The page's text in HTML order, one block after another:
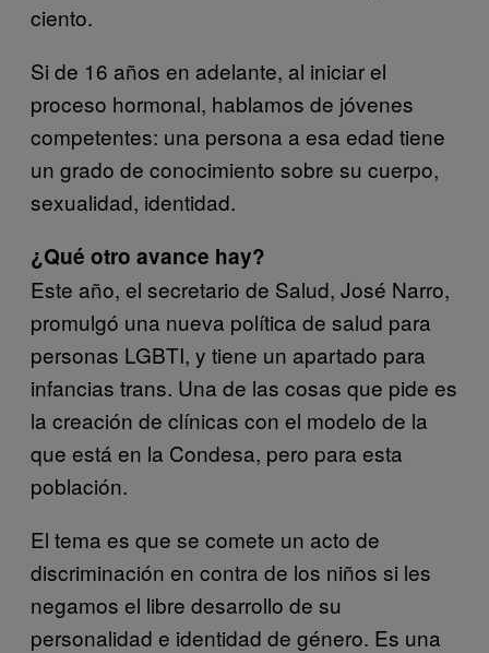
ciento.
Si de 16 años en adelante, al iniciar el
proceso hormonal, hablamos de jóvenes
competentes: una persona a esa edad tiene
un grado de conocimiento sobre su cuerpo,
sexualidad, identidad.
¿Qué otro avance hay?
Este año, el secretario de Salud, José Narro,
promulgó una nueva política de salud para
personas LGBTI, y tiene un apartado para
infancias trans. Una de las cosas que pide es
la creación de clínicas con el modelo de la
que está en la Condesa, pero para esta
población.
El tema es que se comete un acto de
discriminación en contra de los niños si les
negamos el libre desarrollo de su
personalidad e identidad de género. Es una